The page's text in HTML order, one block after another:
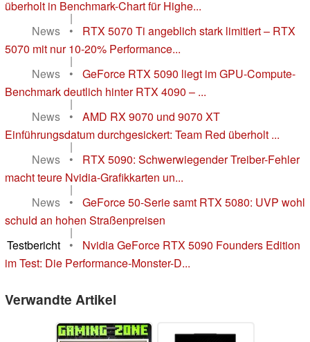
überholt in Benchmark-Chart für Highe...
|
News
•
RTX 5070 Ti angeblich stark limitiert – RTX
5070 mit nur 10-20% Performance...
|
News
•
GeForce RTX 5090 liegt im GPU-Compute-
Benchmark deutlich hinter RTX 4090 – ...
|
News
•
AMD RX 9070 und 9070 XT
Einführungsdatum durchgesickert: Team Red überholt ...
|
News
•
RTX 5090: Schwerwiegender Treiber-Fehler
macht teure Nvidia-Grafikkarten un...
|
News
•
GeForce 50-Serie samt RTX 5080: UVP wohl
schuld an hohen Straßenpreisen
|
Testbericht
•
Nvidia GeForce RTX 5090 Founders Edition
im Test: Die Performance-Monster-D...
Verwandte Artikel